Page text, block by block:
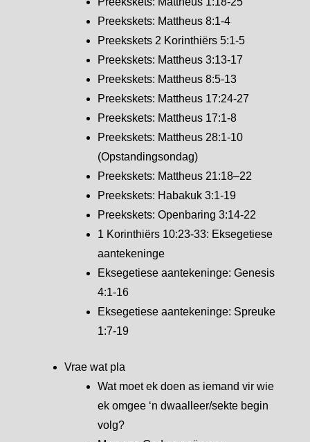
Preekskets: Mattheus 8:1-4
Preekskets 2 Korinthiërs 5:1-5
Preekskets: Mattheus 3:13-17
Preekskets: Mattheus 8:5-13
Preekskets: Mattheus 17:24-27
Preekskets: Mattheus 17:1-8
Preekskets: Mattheus 28:1-10
(Opstandingsondag)
Preekskets: Mattheus 21:18–22
Preekskets: Habakuk 3:1-19
Preekskets: Openbaring 3:14-22
1 Korinthiërs 10:23-33: Eksegetiese
aantekeninge
Eksegetiese aantekeninge: Genesis
4:1-16
Eksegetiese aantekeninge: Spreuke
1:7-19
Vrae wat pla
Wat moet ek doen as iemand vir wie
ek omgee ‘n dwaalleer/sekte begin
volg?